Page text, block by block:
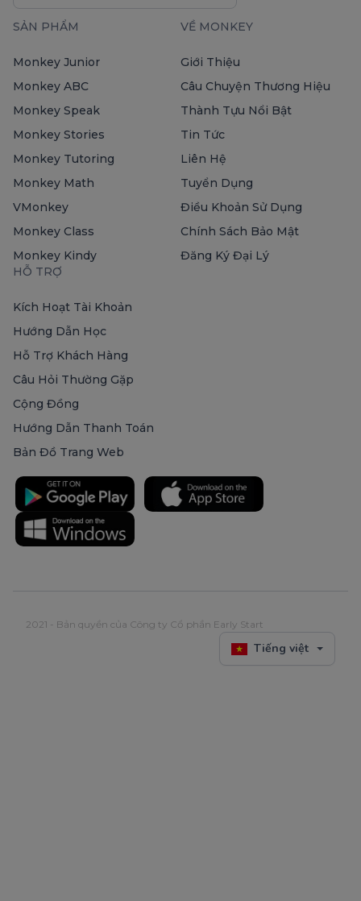
SẢN PHẨM
Monkey Junior
Monkey ABC
Monkey Speak
Monkey Stories
Monkey Tutoring
Monkey Math
VMonkey
Monkey Class
Monkey Kindy
VỀ MONKEY
Giới Thiệu
Câu Chuyện Thương Hiệu
Thành Tựu Nổi Bật
Tin Tức
Liên Hệ
Tuyển Dụng
Điều Khoản Sử Dụng
Chính Sách Bảo Mật
Đăng Ký Đại Lý
HỖ TRỢ
Kích Hoạt Tài Khoản
Hướng Dẫn Học
Hỗ Trợ Khách Hàng
Câu Hỏi Thường Gặp
Cộng Đồng
Hướng Dẫn Thanh Toán
Bản Đồ Trang Web
2021 - Bản quyền của Công ty Cổ phần Early Start
Tiếng việt